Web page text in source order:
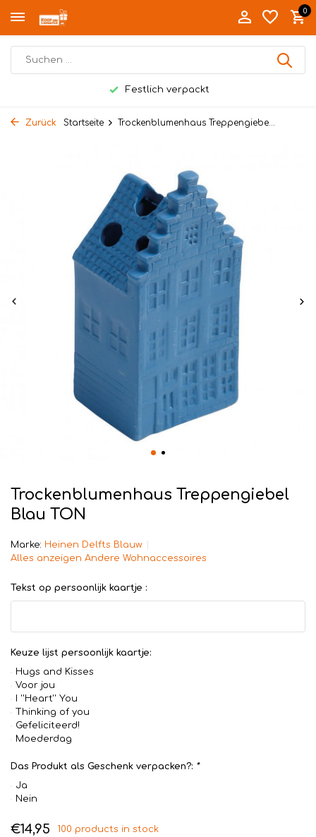
0
Festlich verpackt
Zurück Startseite Trockenblumenhaus Treppengiebe...
Trockenblumenhaus Treppengiebel
Blau TON
Marke: Heinen Delfts Blauw
Alles anzeigen Andere Wohnaccessoires
Tekst op persoonlijk kaartje :
Keuze lijst persoonlijk kaartje:
Hugs and Kisses
Voor jou
I ''Heart'' You
Thinking of you
Gefeliciteerd!
Moederdag
Das Produkt als Geschenk verpacken?: *
Ja
Nein
€14,95
100 products in stock